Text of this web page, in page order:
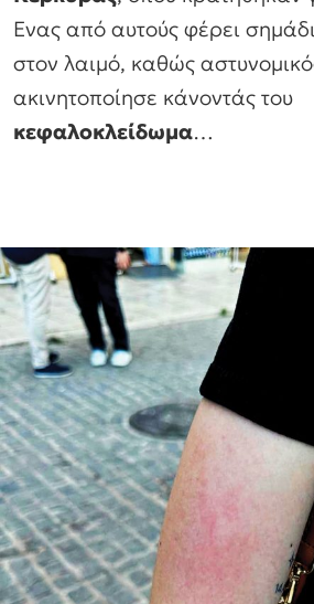
Ενας από αυτούς φέρει
στον λαιμό, καθώς
ακινητοποίησε κάνοντάς του
κεφαλοκλείδωμα…